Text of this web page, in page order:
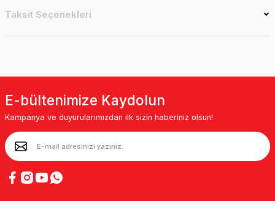
Taksit Seçenekleri
E-bültenimize Kaydolun
Kampanya ve duyurularımızdan ilk sizin haberiniz olsun!